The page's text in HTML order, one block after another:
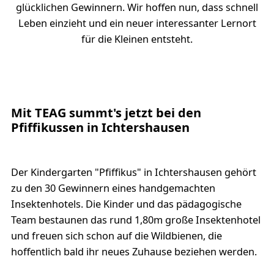
glücklichen Gewinnern. Wir hoffen nun, dass schnell
Leben einzieht und ein neuer interessanter Lernort
für die Kleinen entsteht.
Mit TEAG summt's jetzt bei den
Pfiffikussen in Ichtershausen
Der Kindergarten "Pfiffikus" in Ichtershausen gehört
zu den 30 Gewinnern eines handgemachten
Insektenhotels. Die Kinder und das pädagogische
Team bestaunen das rund 1,80m große Insektenhotel
und freuen sich schon auf die Wildbienen, die
hoffentlich bald ihr neues Zuhause beziehen werden.